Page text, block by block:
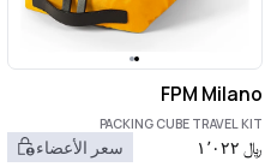
FPM Milano
PACKING CUBE TRAVEL KIT
﷼ ١٬٠٢٢ سعر الأعضاء